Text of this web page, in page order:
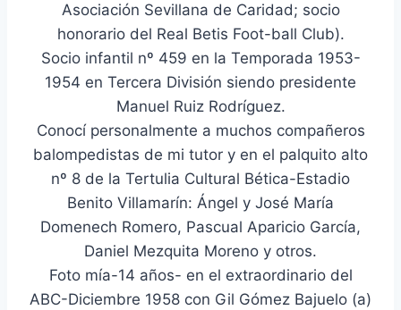
Asociación Sevillana de Caridad; socio
honorario del Real Betis Foot-ball Club).
Socio infantil nº 459 en la Temporada 1953-
1954 en Tercera División siendo presidente
Manuel Ruiz Rodríguez.
Conocí personalmente a muchos compañeros
balompedistas de mi tutor y en el palquito alto
nº 8 de la Tertulia Cultural Bética-Estadio
Benito Villamarín: Ángel y José María
Domenech Romero, Pascual Aparicio García,
Daniel Mezquita Moreno y otros.
Foto mía-14 años- en el extraordinario del
ABC-Diciembre 1958 con Gil Gómez Bajuelo (a)